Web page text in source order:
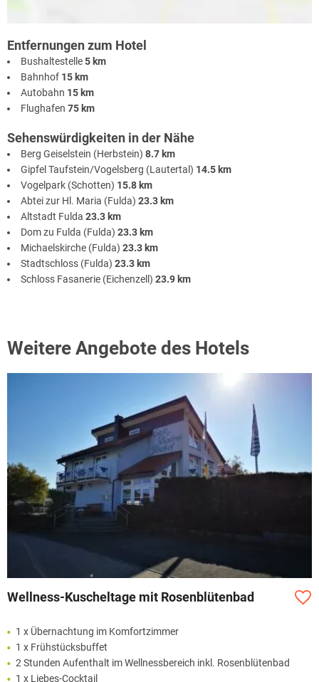
Entfernungen zum Hotel
Bushaltestelle5 km
Bahnhof 15 km
Autobahn 15 km
Flughafen 75 km
Sehenswürdigkeiten in der Nähe
Berg Geiselstein (Herbstein) 8.7 km
Gipfel Taufstein/Vogelsberg (Lautertal) 14.5 km
Vogelpark (Schotten) 15.8 km
Abtei zur Hl. Maria (Fulda) 23.3 km
Altstadt Fulda 23.3 km
Dom zu Fulda (Fulda) 23.3 km
Michaelskirche (Fulda) 23.3 km
Stadtschloss (Fulda) 23.3 km
Schloss Fasanerie (Eichenzell) 23.9 km
Weitere Angebote des Hotels
Wellness-Kuscheltage mit Rosenblütenbad
1 x Übernachtung im Komfortzimmer
1 x Frühstücksbuffet
2 Stunden Aufenthalt im Wellnessbereich inkl. Rosenblütenbad
1 x Liebes-Cocktail